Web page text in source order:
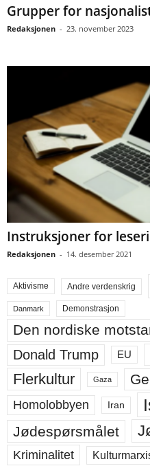
Grupper for
Redaksjonen - 23. november 2023
Instruksjoner for
Redaksjonen - 14. desember 2021
Aktivisme Andre verdenskrig
Danmark Demonstrasjon
Den nordiske
Donald Trump EU
Flerkultur Gaza
Homolobbyen Iran
Jødespørsmålet
Kriminalitet